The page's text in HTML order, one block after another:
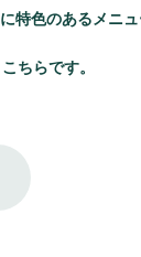
特色のあるメニュ
ちらです。